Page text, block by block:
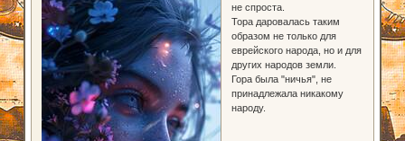
не спроста.
Тора даровалась таким
образом не только для
еврейского народа, но и для
других народов земли.
Гора была "ничья", не
принадлежала никакому
народу.